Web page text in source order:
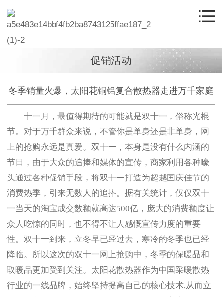
促销活动
冬季销量火爆，太阳花铜铝复合散热器走进万千家庭
十一月，最值得期待的可能就是双十一，俗称光棍
节。对于万千群众来说，不管你是单身还是非单身，网
上的抢购永远是真爱。双十一，本身是没有什么内涵的
节日，由于大众的追捧和媒体的宣传，商家利用各种嚎
头通过各种促销手段，将双十一打造为超越国庆佳节的
消费热季，引来无数人的追捧。据有关统计，仅仅双十
一当天的淘宝成交数额就高达500亿，庞大的消费额度让
众人吃惊的同时，也不得不让人感慨宣传力度的重要
性。双十一到来，立冬早已经过去，寒冷的冬季也已经
降临。所以这次的双十一网上抢购中，冬季的保暖品和
取暖品更加受到关注。太阳花散热器作为中国采暖散热
行业的一线品牌，始终坚持提高自己的核心技术,从而立